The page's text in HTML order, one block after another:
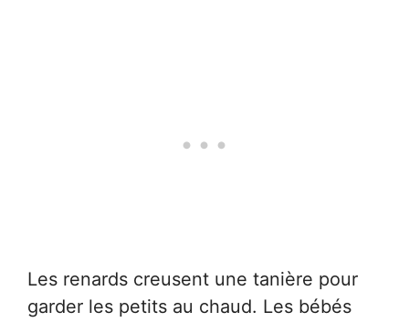
Les renards creusent une tanière pour
garder les petits au chaud. Les bébés